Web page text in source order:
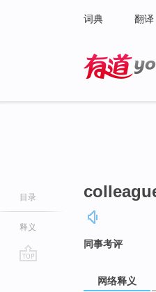
词典 翻译
目录
释义
同事考评
网络释义